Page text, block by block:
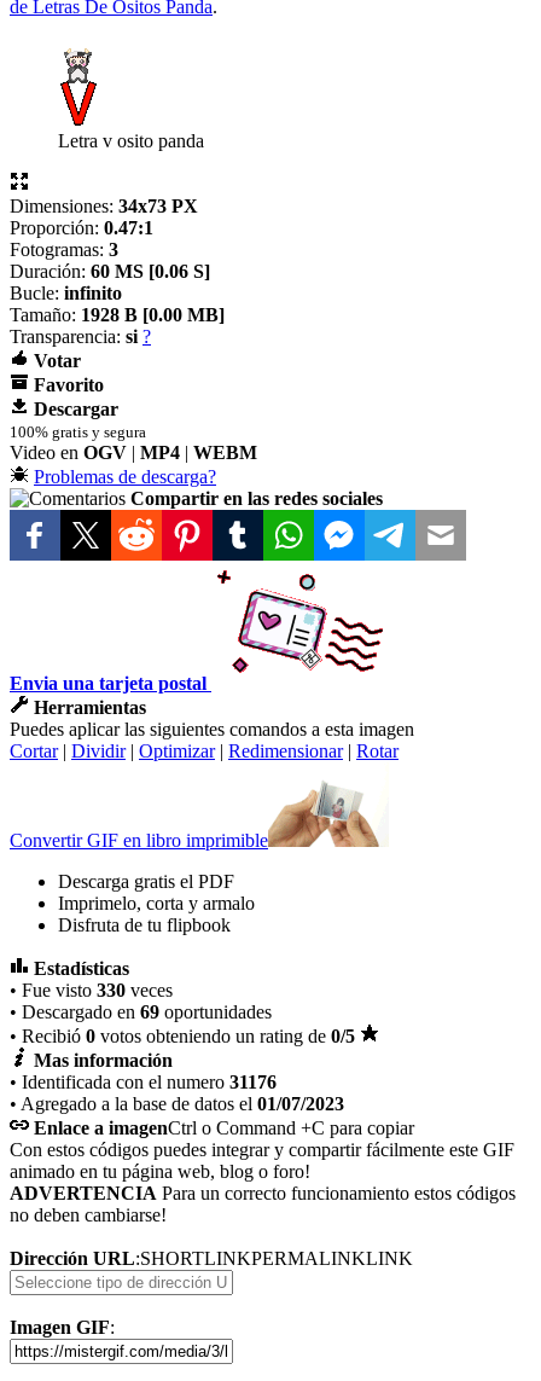
de Letras De Ositos Panda.
Letra v osito panda
Dimensiones: 34x73 PX
Proporción: 0.47:1
Fotogramas: 3
Duración: 60 MS [0.06 S]
Bucle: infinito
Tamaño: 1928 B [0.00 MB]
Transparencia: si ?
Votar
Favorito
Descargar
100% gratis y segura
Video en OGV | MP4 | WEBM
Problemas de descarga?
Compartir en las redes sociales
Envia una tarjeta postal
Herramientas
Puedes aplicar las siguientes comandos a esta imagen
Cortar| Dividir| Optimizar| Redimensionar| Rotar
Convertir GIF en libro imprimible
Descarga gratis el PDF
Imprimelo, corta y armalo
Disfruta de tu flipbook
Estadísticas
• Fue visto 330 veces
• Descargado en 69 oportunidades
• Recibió 0 votos obteniendo un rating de 0/5
Mas información
• Identificada con el numero 31176
• Agregado a la base de datos el 01/07/2023
Enlace a imagenCtrl o Command +C para copiar
Con estos códigos puedes integrar y compartir fácilmente este GIF
animado en tu página web, blog o foro!
ADVERTENCIA Para un correcto funcionamiento estos códigos
no deben cambiarse!
Dirección URL:SHORTLINKPERMALINKLINK
Imagen GIF: